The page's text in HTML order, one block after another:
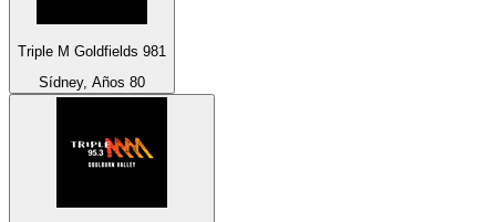
Triple M Goldfields 981
Sídney, Años 80